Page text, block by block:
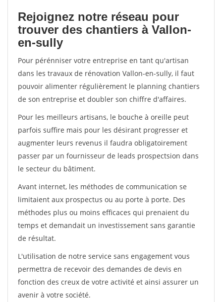
Rejoignez notre réseau pour
trouver des chantiers à Vallon-
en-sully
Pour pérénniser votre entreprise en tant qu'artisan
dans les travaux de rénovation Vallon-en-sully, il faut
pouvoir alimenter régulièrement le planning chantiers
de son entreprise et doubler son chiffre d'affaires.
Pour les meilleurs artisans, le bouche à oreille peut
parfois suffire mais pour les désirant progresser et
augmenter leurs revenus il faudra obligatoirement
passer par un fournisseur de leads prospectsion dans
le secteur du bâtiment.
Avant internet, les méthodes de communication se
limitaient aux prospectus ou au porte à porte. Des
méthodes plus ou moins efficaces qui prenaient du
temps et demandait un investissement sans garantie
de résultat.
L'utilisation de notre service sans engagement vous
permettra de recevoir des demandes de devis en
fonction des creux de votre activité et ainsi assurer un
avenir à votre société.